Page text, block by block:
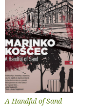
A Handful of Sand